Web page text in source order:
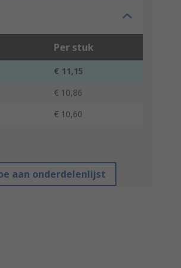
Per stuk
€ 11,15
€ 10,86
€ 10,60
aan onderdelenlijst